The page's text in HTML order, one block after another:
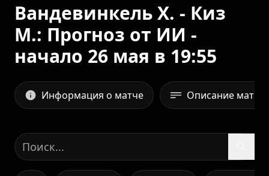
Вандевинкель Х. - Киз
М.: Прогноз от ИИ -
начало 26 мая в 19:55
Информация о матче Описание матча